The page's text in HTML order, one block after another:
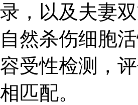
录，以及夫妻
自然杀伤细胞
容受性检测，
相匹配。